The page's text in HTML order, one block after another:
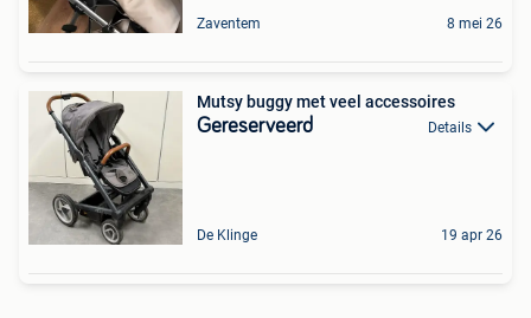
Zaventem 8 mei 26
Mutsy buggy met veel accessoires
Gereserveerd Details
De Klinge 19 apr 26